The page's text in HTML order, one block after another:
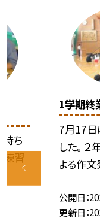
持ち
練習
1学期終
7月17日
した。
よる作
公開日
更新日